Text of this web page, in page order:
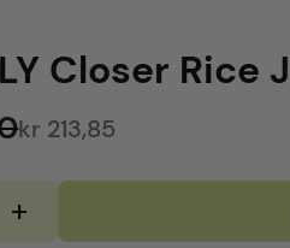
Closer Rice
kr 213,85
+